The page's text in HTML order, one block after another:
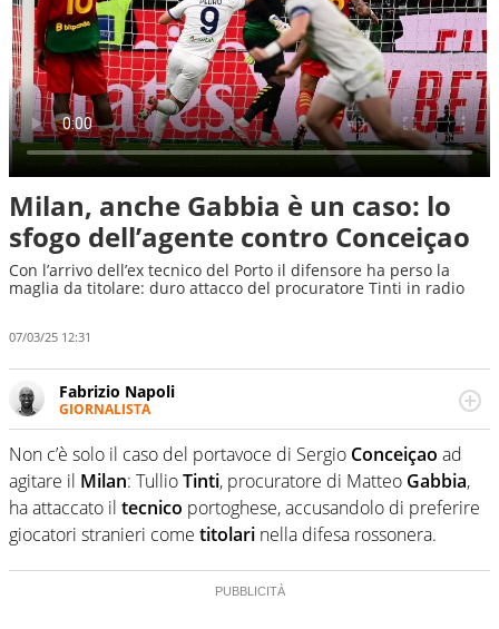
Milan, anche Gabbia è un caso: lo
sfogo dell’agente contro Conceiçao
Con l’arrivo dell’ex tecnico del Porto il difensore ha perso la
maglia da titolare: duro attacco del procuratore Tinti in radio
07/03/25 12:31
Fabrizio Napoli
GIORNALISTA
Giornalista professionista, per Virgilio Sport segue anche
il calcio ma è con la pallanuoto che esalta competenze e
passioni. Cura la comunicazione di HaBaWaBa, il più
grande festival di waterpolo per bambini al mondo
Non c’è solo il caso del portavoce di Sergio Conceiçao ad
agitare il Milan: TullioTinti, procuratore di Matteo Gabbia,
ha attaccato il tecnico portoghese, accusandolo di preferire
giocatori stranieri come titolari nella difesa rossonera.